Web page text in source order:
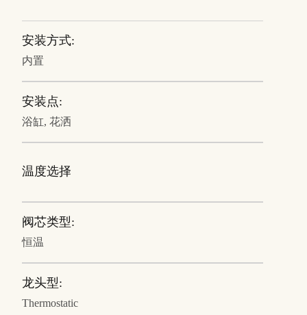
安装方式:
内置
安装点:
浴缸, 花洒
温度选择
阀芯类型:
恒温
龙头型:
Thermostatic